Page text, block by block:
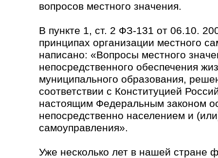
вопросов местного значения.
В пункте 1, ст. 2 ФЗ-131 от 06.10.
принципах организации местного
написано: «Вопросы местного
непосредственного обеспечения
муниципального образования,
соответствии с Конституцией
настоящим Федеральным законом
непосредственно населением и
самоуправления».
Уже несколько лет в нашей стране